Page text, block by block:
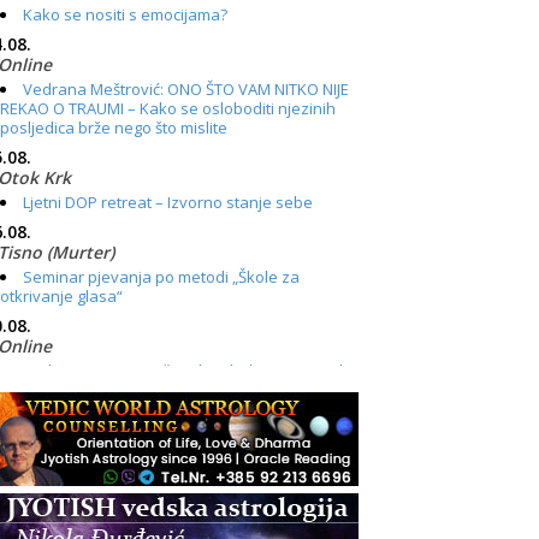
Kako se nositi s emocijama?
Online
Vedrana Meštrović: ONO ŠTO VAM NITKO NIJE
REKAO O TRAUMI – Kako se osloboditi njezinih
posljedica brže nego što mislite
Otok Krk
Ljetni DOP retreat – Izvorno stanje sebe
Tisno (Murter)
Seminar pjevanja po metodi „Škole za
otkrivanje glasa“
Online
Radionica: Pomagači iz drugih dimenzija Online
– otvoreno za sve
Osnovni ThetaHealing® tečaj, Zagreb i Online
Pula